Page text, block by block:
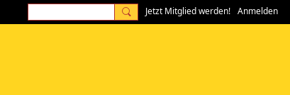
Jetzt Mitglied werden! Anmelden